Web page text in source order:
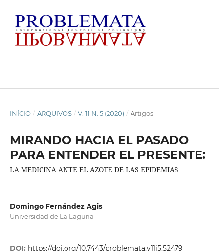
INÍCIO / ARQUIVOS / V. 11 N. 5 (2020) / Artigos
MIRANDO HACIA EL PASADO
PARA ENTENDER EL PRESENTE:
LA MEDICINA ANTE EL AZOTE DE LAS EPIDEMIAS
Domingo Fernández Agis
Universidad de La Laguna
DOI: https://doi.org/10.7443/problemata.v11i5.52479